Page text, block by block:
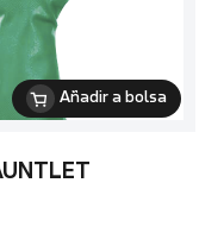
Añadir a bolsa